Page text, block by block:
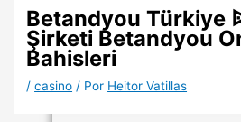
Asesoría y Consultoría
Inteligencia e
Seguridad y Vigilancia
Soluciones Tecnológicas
Prevencionista de Riesgos
Betandyou Türkiye
Şirketi Betandyou
Bahisleri
/casino / Por Heitor Vatillas